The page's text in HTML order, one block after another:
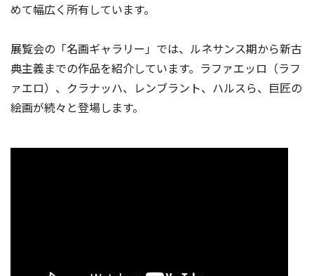
めて幅広く所有しています。
展覧会の「名画ギャラリー」では、ルネサンス期から新古
典主義までの作品を紹介しています。ラファエッロ（ラフ
ァエロ）、クラナッハ、レンブラント、ハルスら、巨匠の
絵画が続々と登場します。